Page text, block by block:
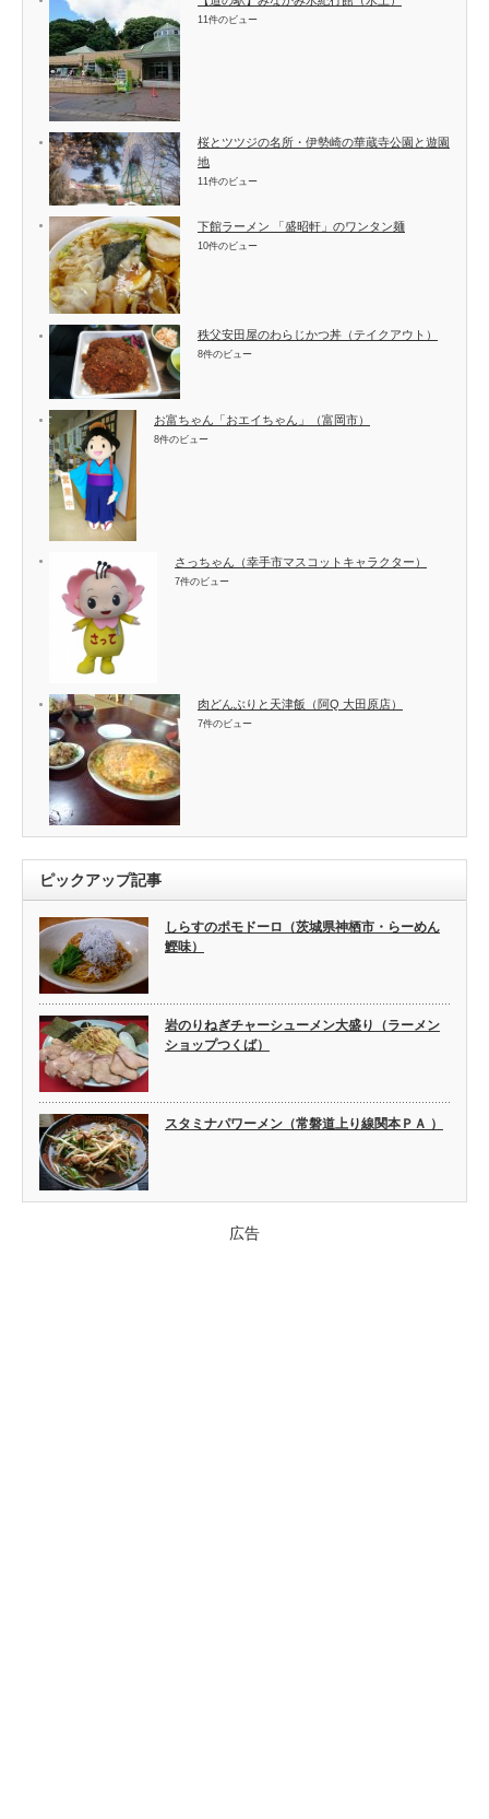
11件のビュー
桜とツツジの名所・伊勢崎の華蔵寺公園と遊園
地
11件のビュー
下館ラーメン 「盛昭軒」のワンタン麺
10件のビュー
秩父安田屋のわらじかつ丼（テイクアウト）
8件のビュー
お富ちゃん「おエイちゃん」（富岡市）
8件のビュー
さっちゃん（幸手市マスコットキャラクター）
7件のビュー
肉どんぶりと天津飯（阿Q 大田原店）
7件のビュー
ピックアップ記事
しらすのポモドーロ（茨城県神栖市・らーめん
鰹味）
岩のりねぎチャーシューメン大盛り（ラーメン
ショップつくば）
スタミナパワーメン（常磐道上り線関本ＰＡ ）
広告